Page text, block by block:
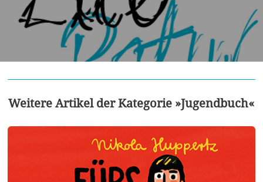
Weitere Artikel der Kategorie »Jugendbuch«